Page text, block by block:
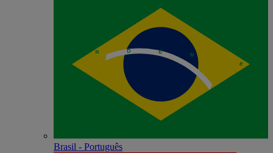
Brasil - Português